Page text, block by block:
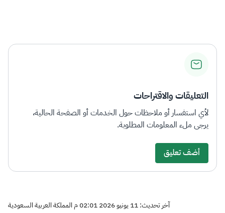
التعليقات والاقتراحات
لأي استفسار أو ملاحظات حول الخدمات أو الصفحة الحالية،
يرجى ملء المعلومات المطلوبة.
أضف تعليق
آخر تحديث: 11 يونيو 2026 02:01 م المملكة العربية السعودية